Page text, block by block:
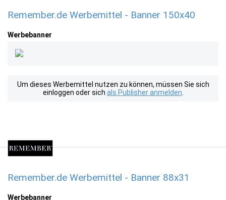
Remember.de Werbemittel - Banner 150x40
Werbebanner
Um dieses Werbemittel nutzen zu können, müssen Sie sich
einloggen oder sich als Publisher anmelden
Remember.de Werbemittel - Banner 88x31
Werbebanner